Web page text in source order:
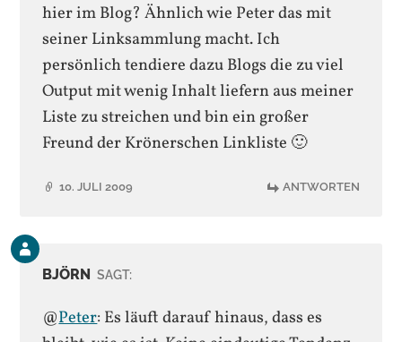
hier im Blog? Ähnlich wie Peter das mit
seiner Linksammlung macht. Ich
persönlich tendiere dazu Blogs die zu viel
Output mit wenig Inhalt liefern aus meiner
Liste zu streichen und bin ein großer
Freund der Krönerschen Linkliste 🙂
10. JULI 2009 ANTWORTEN
Kommentar
des
Beitrags-
BJÖRN SAGT:
@Peter: Es läuft darauf hinaus, dass es